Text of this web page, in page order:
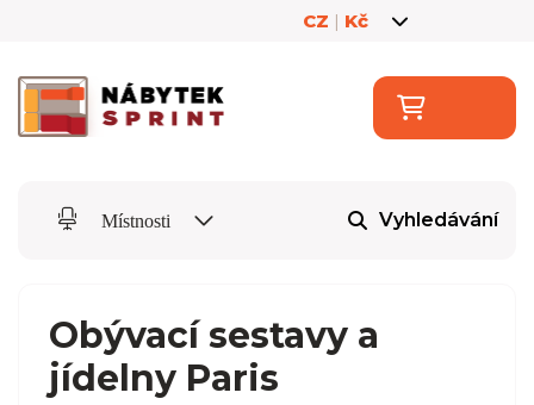
CZ | Kč
Místnosti Vyhledávání
Obývací sestavy a
jídelny Paris